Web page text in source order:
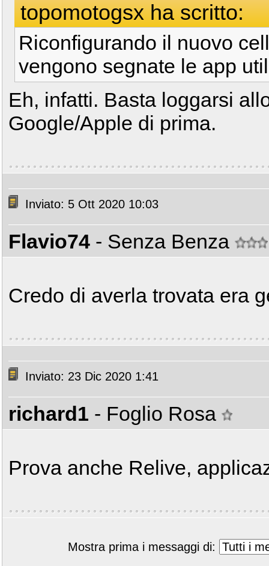
topomotogsx ha scritto:
Riconfigurando il nuovo
vengono segnate le app
Eh, infatti. Basta loggarsi
Google/Apple di prima.
Inviato: 5 Ott 2020 10:03
Flavio74 - Senza Benza
Credo di averla trovata era
Inviato: 23 Dic 2020 1:41
richard1 - Foglio Rosa
Prova anche Relive,
Mostra prima i messaggi di: